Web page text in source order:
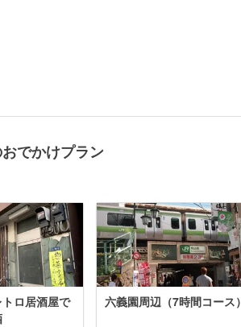
でかけプラン
トロ居酒屋で
六義園周辺（7時間コース）